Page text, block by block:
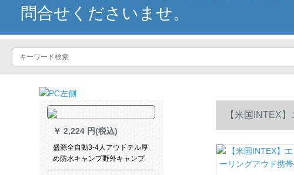
問合せくださいませ。
￥ 2,224 円(税込)
盛源全自動3-4人アウドテル厚
め防水キャンプ野外キャンプ
迷彩テート
【米国INTEX
ト】＋蓄電ポンプ